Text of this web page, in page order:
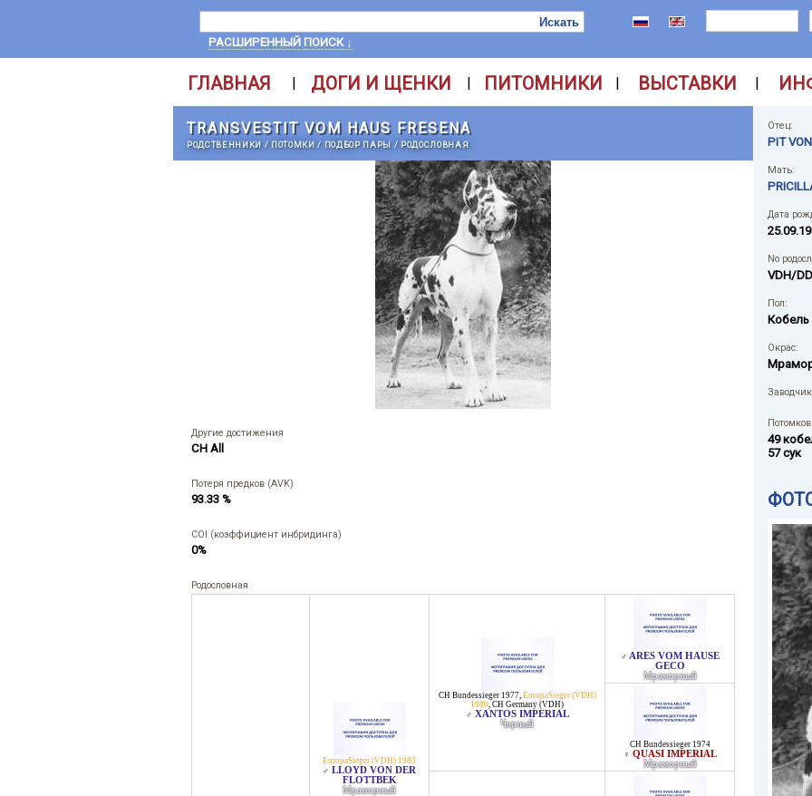
РАСШИРЕННЫЙ ПОИСК ↓
ГЛАВНАЯ | ДОГИ И ЩЕНКИ | ПИТОМНИКИ | ВЫСТАВКИ |
TRANSVESTIT VOM HAUS FRESENA
РОДСТВЕННИКИ / ПОТОМКИ/ ПОДБОР ПАРЫ / РОДОСЛОВНАЯ
Другие достижения
CH All
Потеря предков (AVK)
93.33 %
COI (коэффициент инбридинга)
0%
Родословная
EuropaSieger (VDH) 1983
♂ LLOYD VON DER
FLOTTBEK
Мраморный
CH Bundessieger 1977, EuropaSieger (VDH)
1980, CH Germany (VDH)
♂ XANTOS IMPERIAL
Черный
♂ ARES VOM HAUSE
GECO
Мраморный
CH Bundessieger 1974
♀ QUASI IMPERIAL
Мраморный
Отец:
PIT
Мать:
Дата
No
VDH/
Пол:
Кобель
Окрас:
49
57 сук